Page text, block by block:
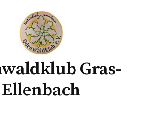
Gras-
Ellenbach